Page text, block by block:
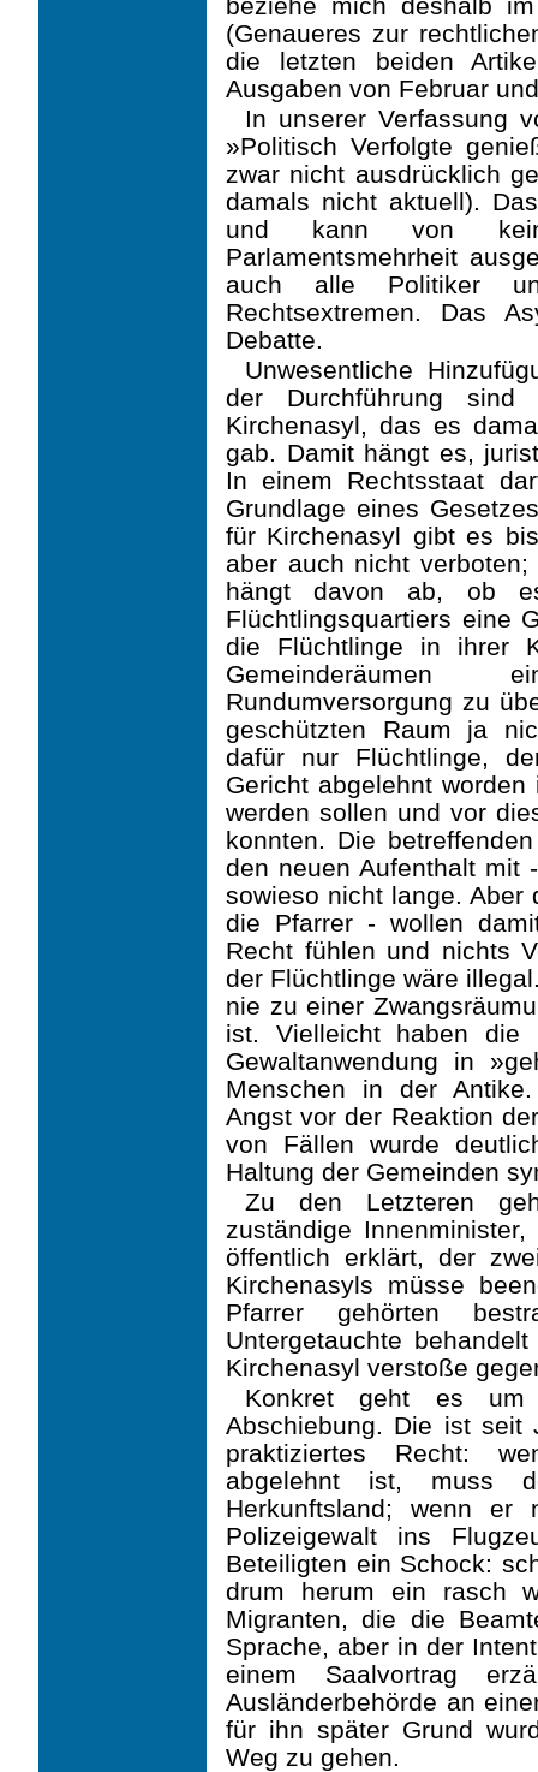
(Genaueres zur
die letzten beiden
Ausgaben von Februar
In unserer Verfassung
»Politisch Verfolgte
zwar nicht ausdrücklich
damals nicht aktuell).
und kann von
Parlamentsmehrheit
auch alle Politiker
Rechtsextremen. Das
Debatte.
Unwesentliche
der Durchführung
Kirchenasyl, das es
gab. Damit hängt es,
In einem Rechtsstaat
Grundlage eines
für Kirchenasyl gibt es
aber auch nicht
hängt davon ab, ob
Flüchtlingsquartiers eine
die Flüchtlinge in ihrer
Gemeinde­räumen
Rundumversorgung zu
geschützten Raum ja
dafür nur Flüchtlinge,
Gericht abgelehnt
werden sollen und vor
konnten. Die
den neuen Aufenthalt mit
sowieso nicht lange. Aber
die Pfarrer - wollen
Recht fühlen und nichts
der Flüchtlinge wäre
nie zu einer
ist. Vielleicht haben die
Gewalt­anwendung in
Menschen in der
Angst vor der Reaktion
von Fällen wurde
Haltung der Gemeinden
Zu den Letzteren
zuständige
öffentlich erklärt, der
Kirchenasyls müsse
Pfarrer gehörten
Untergetauchte
Kirchenasyl verstoße
Konkret geht es um
Abschiebung. Die ist seit
praktiziertes Recht:
abgelehnt ist, muss
Herkunftsland; wenn
Polizeigewalt ins
Beteiligten ein Schock:
drum herum ein rasch
Migranten, die die
Sprache, aber in der
einem Saalvortrag
Ausländerbehörde an
für ihn später Grund
Weg zu gehen.